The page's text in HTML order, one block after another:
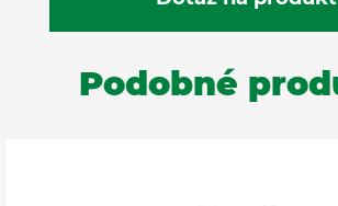
Podobné